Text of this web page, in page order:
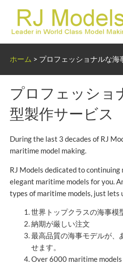
プ
ホーム > プロフェッショナルな海
プロフェッショ
型製作サービス
During the last 3 decades of RJ
maritime model making.
RJ Models dedicated to
elegant maritime models for you.
types of maritime models, just lets
世界トップクラスの海事模
納期が厳しい注文
最高品質の海事モデルが、
せます。
Over 6000 maritime